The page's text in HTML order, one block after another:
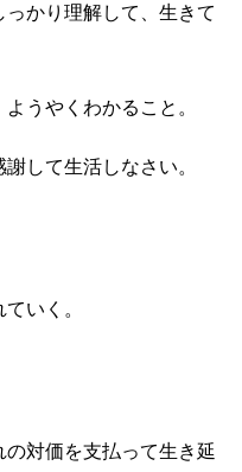
かり理解して、生きて
うやくわかること。
して生活しなさい。
いく。
対価を支払って生き延